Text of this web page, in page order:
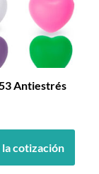
Antiestrés
cotización